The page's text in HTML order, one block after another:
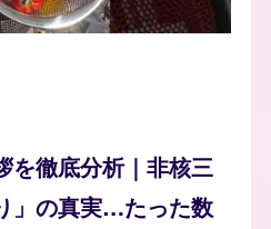
を徹底分析｜非核三
」の真実…たった数